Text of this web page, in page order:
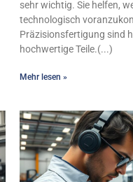
sehr wichtig. Sie helfen,
technologisch
Präzisionsfertigung sind
hochwertige Teile.(...)
Mehr lesen »